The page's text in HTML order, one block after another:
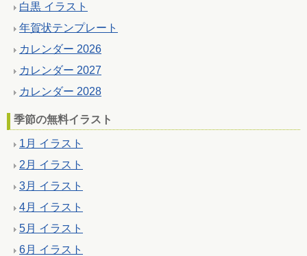
白黒 イラスト
年賀状テンプレート
カレンダー 2026
カレンダー 2027
カレンダー 2028
季節の無料イラスト
1月 イラスト
2月 イラスト
3月 イラスト
4月 イラスト
5月 イラスト
6月 イラスト